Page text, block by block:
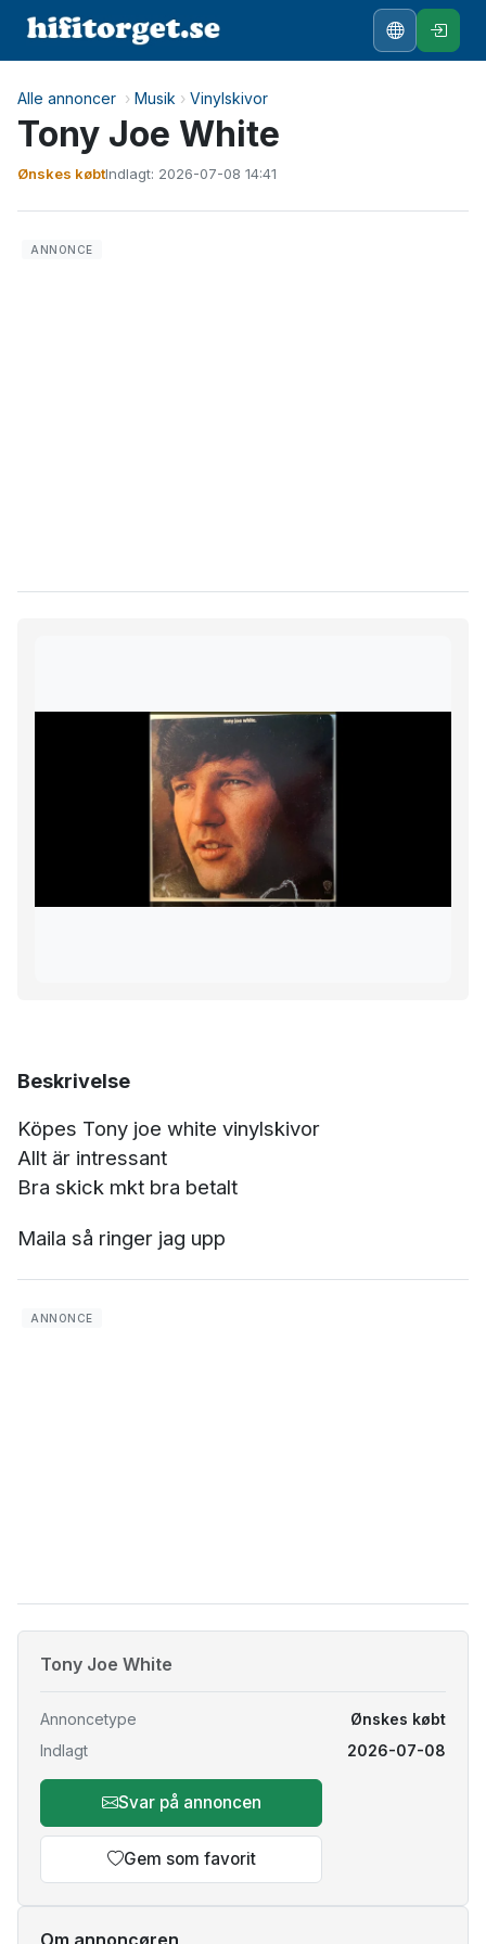
Alle annoncer › Musik › Vinylskivor
Tony Joe White
Ønskes købtIndlagt: 2026-07-08 14:41
Beskrivelse
Köpes Tony joe white vinylskivor
Allt är intressant
Bra skick mkt bra betalt
Maila så ringer jag upp
Tony Joe White
Annoncetype
Ønskes købt
Indlagt
2026-07-08
Svar på annoncen
Gem som favorit
Om annoncøren